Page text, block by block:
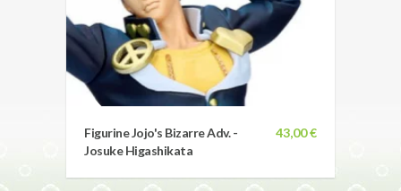
43,00 €
Figurine Jojo's Bizarre Adv. -
Josuke Higashikata